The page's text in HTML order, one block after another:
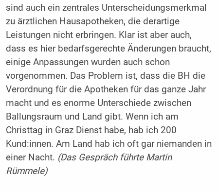
sind auch ein zentrales Unterscheidungsmerkmal
zu ärztlichen Hausapotheken, die derartige
Leistungen nicht erbringen. Klar ist aber auch,
dass es hier bedarfsgerechte Änderungen braucht,
einige Anpassungen wurden auch schon
vorgenommen. Das Problem ist, dass die BH die
Verordnung für die Apotheken für das ganze Jahr
macht und es enorme Unterschiede zwischen
Ballungsraum und Land gibt. Wenn ich am
Christtag in Graz Dienst habe, hab ich 200
Kund:innen. Am Land hab ich oft gar niemanden in
einer Nacht. (Das Gespräch führte Martin
Rümmele)